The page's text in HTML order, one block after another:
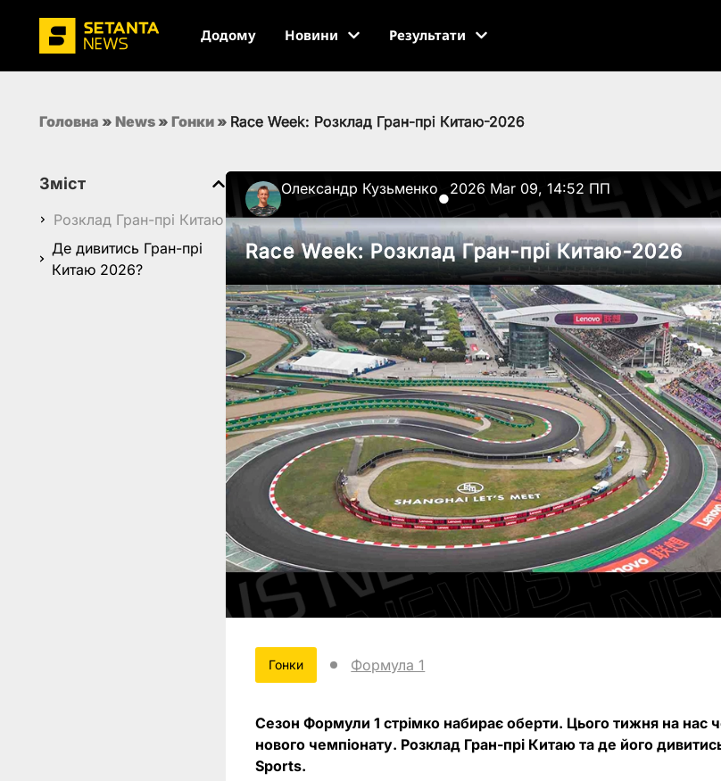
Додому Новини Результати
Головна » News » Гонки » Race Week: Розклад Гран-прі Китаю-2026
Зміст
Розклад Гран-прі Китаю
Де дивитись Гран-прі
Китаю 2026?
Олександр Кузьменко
●
2026 Mar 09, 14:52 ПП
Race Week: Розклад Гран-прі Китаю-2026
Гонки Формула 1
Сезон Формули 1 стрімко набирає оберти. Цього тижня на нас
нового чемпіонату. Розклад Гран-прі Китаю та де його
Sports.